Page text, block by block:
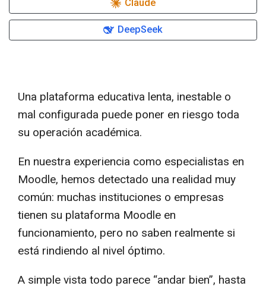
Claude
DeepSeek
Una plataforma educativa lenta, inestable o
mal configurada puede poner en riesgo toda
su operación académica.
En nuestra experiencia como especialistas en
Moodle, hemos detectado una realidad muy
común: muchas instituciones o empresas
tienen su plataforma Moodle en
funcionamiento, pero no saben realmente si
está rindiendo al nivel óptimo.
A simple vista todo parece “andar bien”, hasta